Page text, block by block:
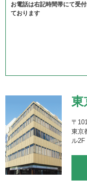
お電話は右記時間帯にて受
ております
東
〒
東京
ル2F